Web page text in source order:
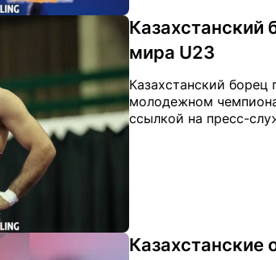
Казахстанский
мира U23
Казахстанский
молодежном
ссылкой на пресс-
Казахстанские